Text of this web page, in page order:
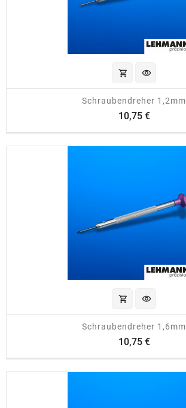
shopping_cart visibility
Schraubendreher 1,2mm
10,75 €Preis
shopping_cart visibility
Schraubendreher 1,6mm
10,75 €Preis